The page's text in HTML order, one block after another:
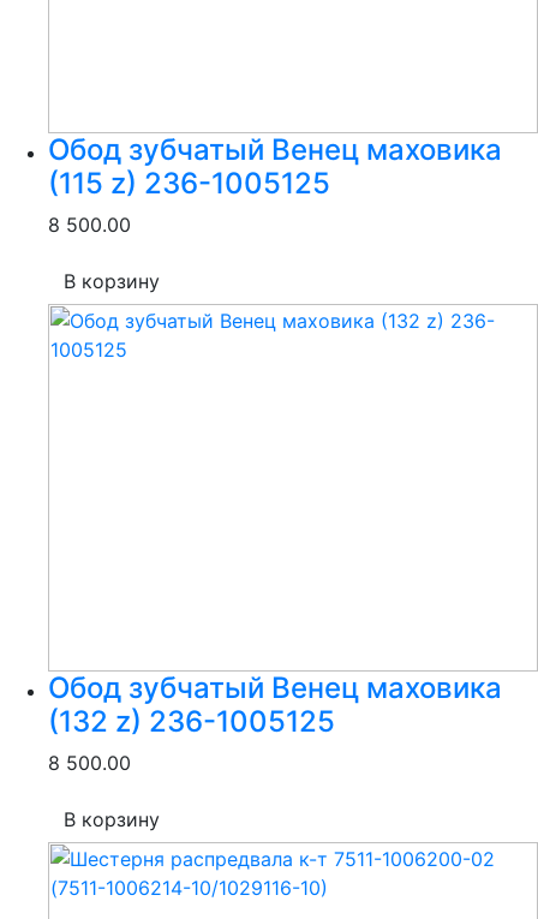
Обод зубчатый Венец маховика
(115 z) 236-1005125
8 500.00
В корзину
Обод зубчатый Венец маховика
(132 z) 236-1005125
8 500.00
В корзину